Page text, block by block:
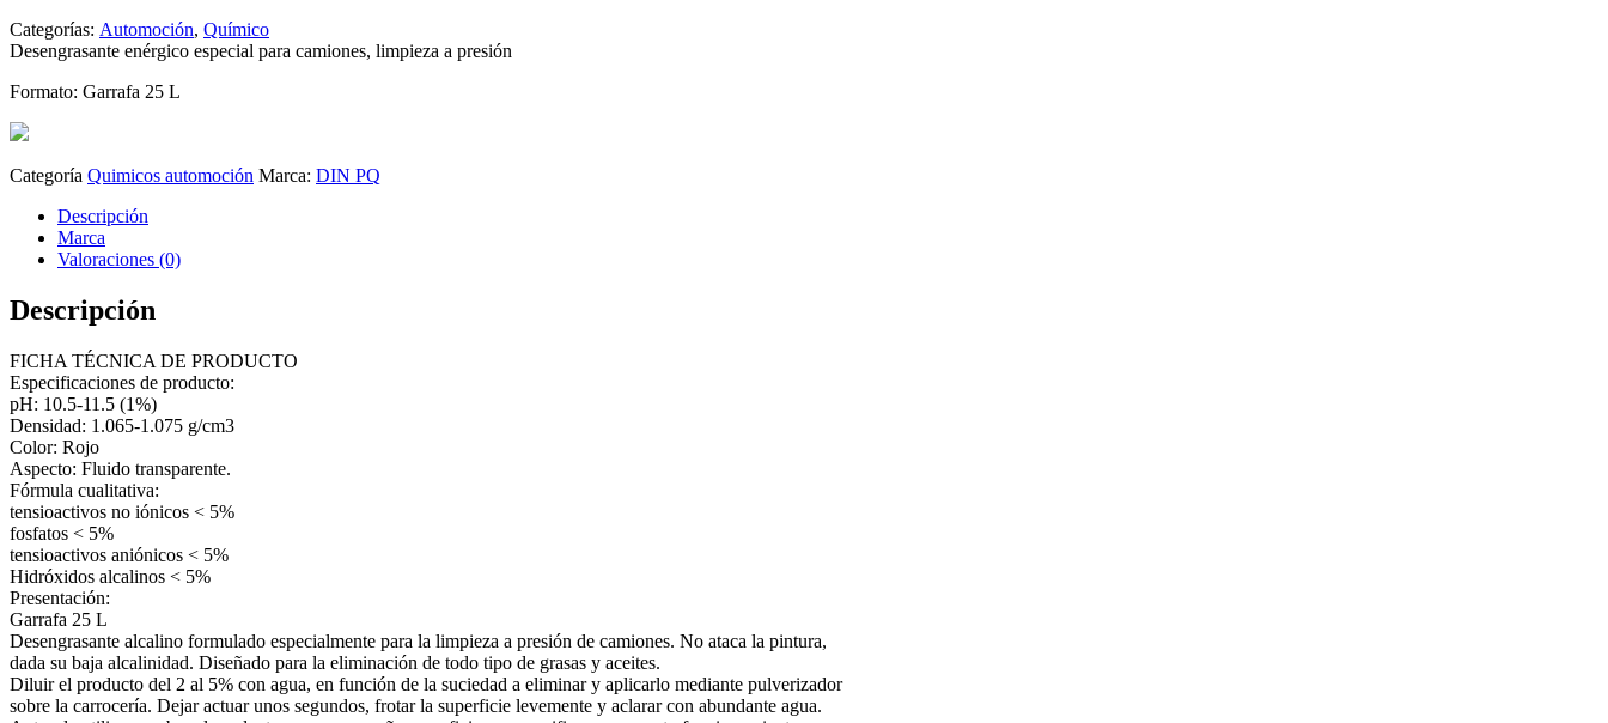
Categorías: Automoción, Químico
Desengrasante enérgico especial para camiones, limpieza a presión
Formato: Garrafa 25 L
Categoría Quimicos automoción Marca: DIN PQ
Descripción
Marca
Valoraciones (0)
Descripción
FICHA TÉCNICA DE PRODUCTO
Especificaciones de producto:
pH: 10.5-11.5 (1%)
Densidad: 1.065-1.075 g/cm3
Color: Rojo
Aspecto: Fluido transparente.
Fórmula cualitativa:
tensioactivos no iónicos < 5%
fosfatos < 5%
tensioactivos aniónicos < 5%
Hidróxidos alcalinos < 5%
Presentación:
Garrafa 25 L
Desengrasante alcalino formulado especialmente para la limpieza a presión de camiones. No ataca la pintura,
dada su baja alcalinidad. Diseñado para la eliminación de todo tipo de grasas y aceites.
Diluir el producto del 2 al 5% con agua, en función de la suciedad a eliminar y aplicarlo mediante pulverizador
sobre la carrocería. Dejar actuar unos segundos, frotar la superficie levemente y aclarar con abundante agua.